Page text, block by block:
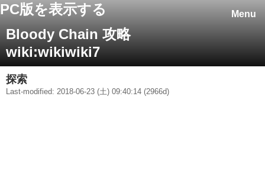
Menu
PC版を表示する
Bloody Chain 攻略
wiki:wikiwiki7
探索
Last-modified: 2018-06-23 (土) 09:40:14 (2966d)